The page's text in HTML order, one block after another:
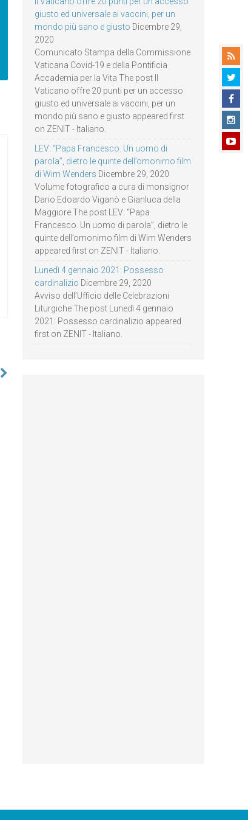
giusto ed universale ai vaccini, per un
mondo più sano e giusto Dicembre 29,
2020
Comunicato Stampa della Commissione
Vaticana Covid-19 e della Pontificia
Accademia per la Vita The post Il
Vaticano offre 20 punti per un accesso
giusto ed universale ai vaccini, per un
mondo più sano e giusto appeared first
on ZENIT - Italiano.
LEV: “Papa Francesco. Un uomo di
parola”, dietro le quinte dell’omonimo film
di Wim Wenders Dicembre 29, 2020
Volume fotografico a cura di monsignor
Dario Edoardo Viganò e Gianluca della
Maggiore The post LEV: “Papa
Francesco. Un uomo di parola”, dietro le
quinte dell’omonimo film di Wim Wenders
appeared first on ZENIT - Italiano.
Lunedì 4 gennaio 2021: Possesso
cardinalizio Dicembre 29, 2020
Avviso dell’Ufficio delle Celebrazioni
Liturgiche The post Lunedì 4 gennaio
2021: Possesso cardinalizio appeared
first on ZENIT - Italiano.